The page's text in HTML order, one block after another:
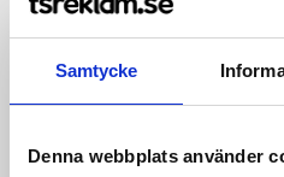
Samtycke
Denna webbplats använder
Produktinformation
snygg design. Ca. 1200m skrift,